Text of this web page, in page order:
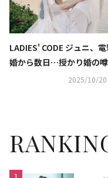
LADIES' CODE ジュニ、
婚から数日…授かり婚の
定「夫の職業のため」
2025/10/20